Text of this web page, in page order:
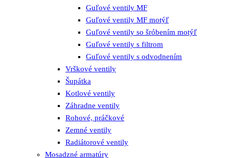
Guľové ventily MF
Guľové ventily MF motýľ
Guľové ventily so šróbením motýľ
Guľové ventily s filtrom
Guľové ventily s odvodnením
Vrškové ventily
Šupátka
Kotlové ventily
Záhradne ventily
Rohové, práčkové
Zemné ventily
Radiátorové ventily
Mosadzné armatúry